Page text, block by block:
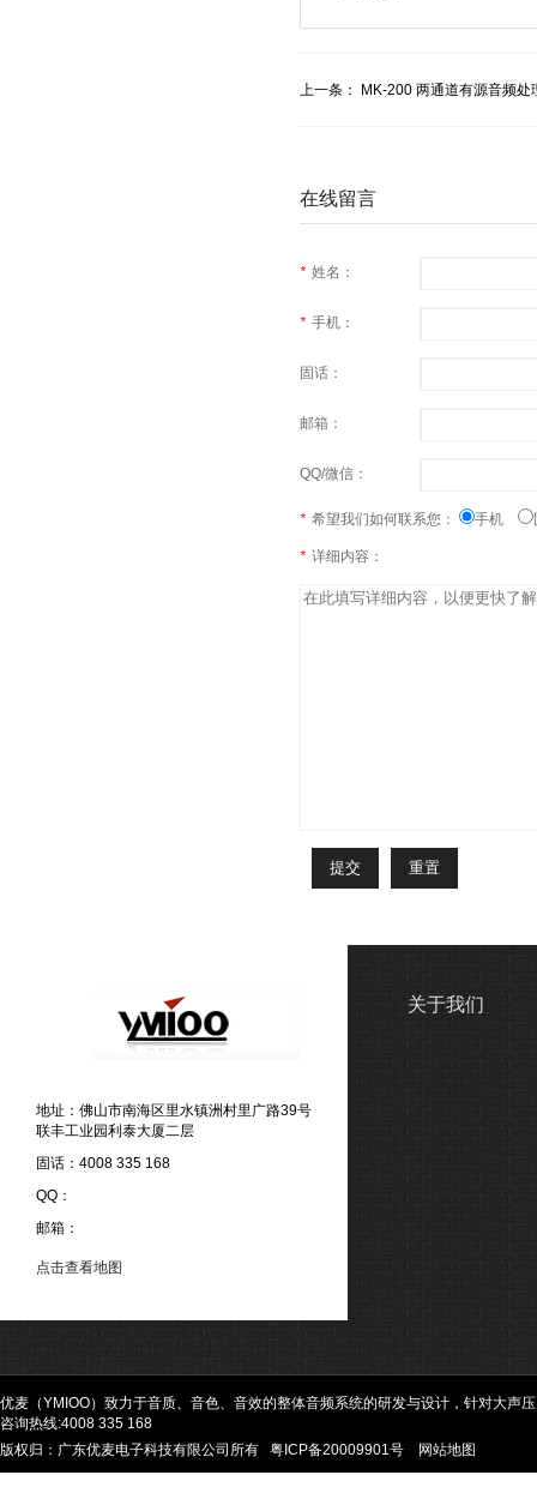
上一条： MK-200 两通道有源音频处
在线留言
* 姓名：
* 手机：
固话：
邮箱：
QQ/微信：
* 希望我们如何联系您： 手机
* 详细内容：
地址：佛山市南海区里水镇洲村里广路39号
联丰工业园利泰大厦二层
固话：4008 335 168
QQ：
邮箱：
点击查看地图
关于我们
优麦（YMIOO）致力于音质、音色、音效的整体音频系统的研发与设计，针对大
咨询热线:4008 335 168
版权归：广东优麦电子科技有限公司所有 粤ICP备20009901号 网站地图